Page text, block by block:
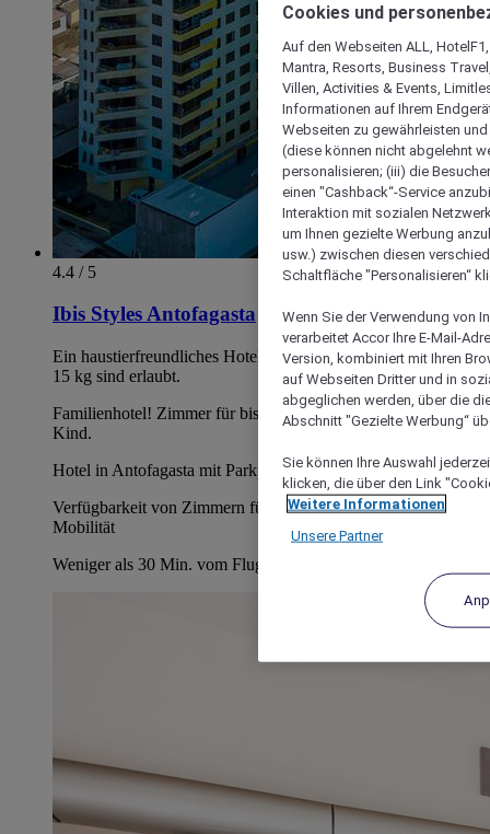
4.4 / 5
Ibis Styles Antofagasta
Ein haustierfreundliches Hotel in Antofagasta! Haustiere bis
15 kg sind erlaubt.
Familienhotel! Zimmer für bis zu zwei Erwachsene und ein
Kind.
Hotel in Antofagasta mit Parkplatz
Verfügbarkeit von Zimmern für Gäste mit eingeschränkter
Mobilität
Weniger als 30 Min. vom Flughafen Andrés Sabella entfernt
Cookies und
Auf den Webseiten ALL,
Mantra, Resorts, Business
Villen, Activities & Events,
Informationen auf Ihrem
Webseiten zu gewährleisten
(diese können nicht abgelehnt
personalisieren; (iii) die
einen "Cashback“-Service
Interaktion mit sozialen
um Ihnen gezielte Werbung
usw.) zwischen diesen
Schaltfläche "Personalisieren“
Wenn Sie der Verwendung von
verarbeitet Accor Ihre E-Mail-
Version, kombiniert mit Ihren
auf Webseiten Dritter und in
abgeglichen werden, über die
Abschnitt "Gezielte Werbung“
Sie können Ihre Auswahl
klicken, die über den Link
Weitere Informationen
Unsere Partner